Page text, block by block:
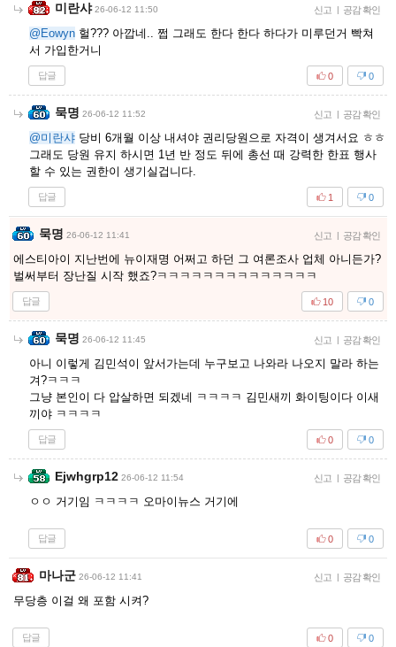
미란샤 26-06-12 11:50 신고 | 공감 확인
@Eowyn 헐??? 아깝네.. 쩝 그래도 한다 한다 하다가 미루던거 빡쳐
서 가입한거니
답글 0
0
묵명 26-06-12 11:52 신고 | 공감 확인
@미란샤 당비 6개월 이상 내셔야 권리당원으로 자격이 생겨서요 ㅎㅎ
그래도 당원 유지 하시면 1년 반 정도 뒤에 총선 때 강력한 한표 행사
할 수 있는 권한이 생기실겁니다.
답글 0
1
묵명 26-06-12 11:41 신고 | 공감 확인
에스티아이 지난번에 뉴이재명 어쩌고 하던 그 여론조사 업체 아니든가?
벌써부터 장난질 시작 했죠?ㅋㅋㅋㅋㅋㅋㅋㅋㅋㅋㅋㅋㅋㅋ
답글 0
10
묵명 26-06-12 11:45 신고 | 공감 확인
아니 이렇게 김민석이 앞서가는데 누구보고 나와라 나오지 말라 하는
겨?ㅋㅋㅋ
그냥 본인이 다 압살하면 되겠네 ㅋㅋㅋㅋ 김민새끼 화이팅이다 이새
끼야 ㅋㅋㅋㅋ
답글 0
0
Ejwhgrp12 26-06-12 11:54 신고 | 공감 확인
ㅇㅇ 거기임 ㅋㅋㅋㅋ 오마이뉴스 거기에
답글 0
0
마나군 26-06-12 11:41 신고 | 공감 확인
무당층 이걸 왜 포함 시켜?
답글 0
0